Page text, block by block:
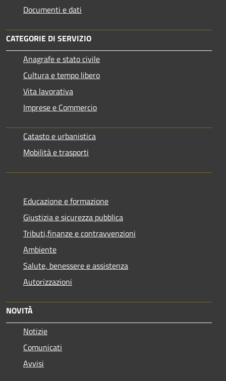
Documenti e dati
CATEGORIE DI SERVIZIO
Anagrafe e stato civile
Cultura e tempo libero
Vita lavorativa
Imprese e Commercio
Catasto e urbanistica
Mobilità e trasporti
Educazione e formazione
Giustizia e sicurezza pubblica
Tributi,finanze e contravvenzioni
Ambiente
Salute, benessere e assistenza
Autorizzazioni
NOVITÀ
Notizie
Comunicati
Avvisi